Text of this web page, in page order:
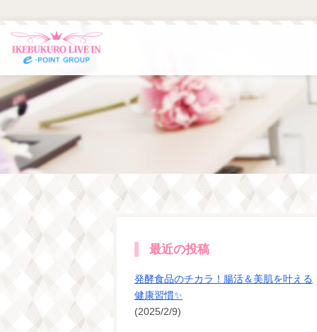
最近の投稿
発酵食品のチカラ！腸活＆美肌を叶える
健康習慣✨
(2025/2/9)